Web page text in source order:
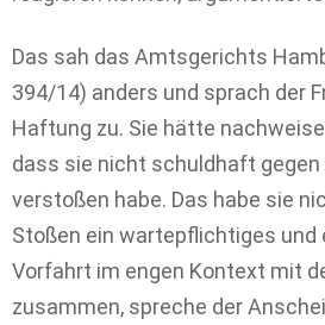
Das sah das Amtsgerichts
394/14) anders und sprach der
Haftung zu. Sie hätte
dass sie nicht schuldhaft gegen
verstoßen habe. Das habe sie
Stoßen ein wartepflichtiges und
Vorfahrt im engen Kontext mit
zusammen, spreche der